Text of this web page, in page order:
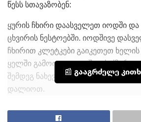
წესს სთავაზობენ:
ყურის ჩხირი დაასველეთ იოდში და
ცხვირის ნესტოებში. იოდშივე
ჩხირით კლეტკები გაიკეთეთ
ყელში გამოივლეთ ვაშლის ძმარი
შემდეგ ნახევარი საათი არაფერი
დალიოთ.
📰 გააგრძელე